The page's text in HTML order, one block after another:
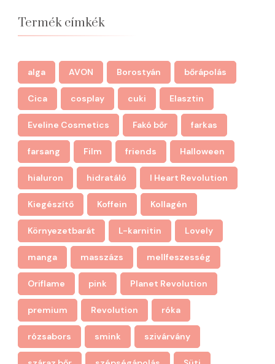
Termék címkék
alga AVON Borostyán bőrápolás
Cica cosplay cuki Elasztin
Eveline Cosmetics Fakó bőr farkas
farsang Film friends Halloween
hialuron hidratáló I Heart Revolution
Kiegészítő Koffein Kollagén
Környezetbarát L-karnitin Lovely
manga masszázs mellfeszesség
Oriflame pink Planet Revolution
premium Revolution róka
rózsabors smink szivárvány